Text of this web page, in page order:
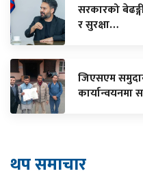
सरकारको
र सुरक्षा…
जिएसएम
कार्यान्वयनमा
थप समाचार